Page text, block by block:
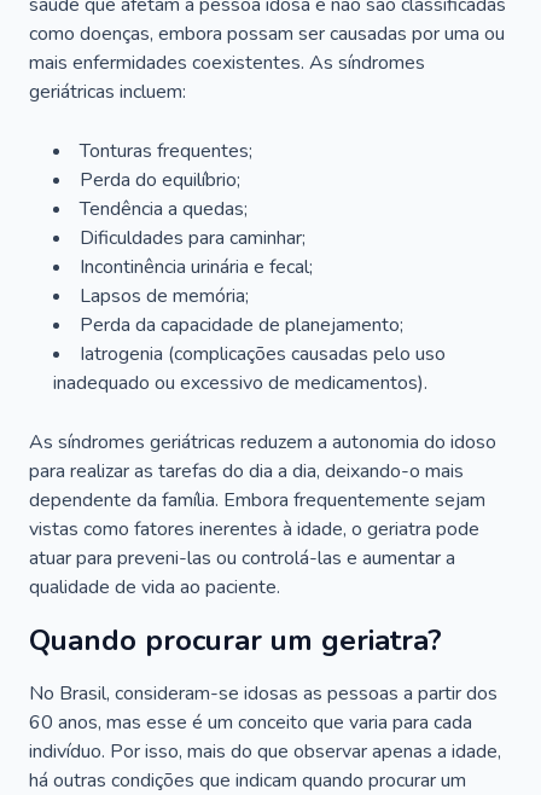
como doenças, embora possam ser causadas por uma ou
mais enfermidades coexistentes. As síndromes
geriátricas incluem:
Tonturas frequentes;
Perda do equilíbrio;
Tendência a quedas;
Dificuldades para caminhar;
Incontinência urinária e fecal;
Lapsos de memória;
Perda da capacidade de planejamento;
Iatrogenia (complicações causadas pelo uso
inadequado ou excessivo de medicamentos).
As síndromes geriátricas reduzem a autonomia do idoso
para realizar as tarefas do dia a dia, deixando-o mais
dependente da família. Embora frequentemente sejam
vistas como fatores inerentes à idade, o geriatra pode
atuar para preveni-las ou controlá-las e aumentar a
qualidade de vida ao paciente.
Quando procurar um geriatra?
No Brasil, consideram-se idosas as pessoas a partir dos
60 anos, mas esse é um conceito que varia para cada
indivíduo. Por isso, mais do que observar apenas a idade,
há outras condições que indicam quando procurar um